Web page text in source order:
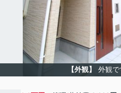
【外観】 外観で